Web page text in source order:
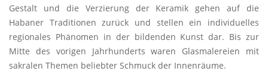
Gestalt und die Verzierung der Keramik gehen auf die
Habaner Traditionen zurück und stellen ein individuelles
regionales Phänomen in der bildenden Kunst dar. Bis zur
Mitte des vorigen Jahrhunderts waren Glasmalereien mit
sakralen Themen beliebter Schmuck der Innenräume.